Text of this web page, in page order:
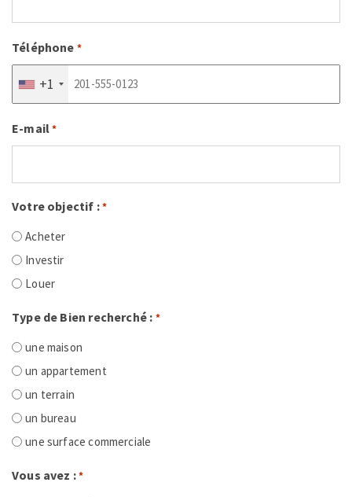
Téléphone *
+1
E-mail*
Votre objectif :*
Acheter
Investir
Louer
Type de Bien recherché : *
une maison
un appartement
un terrain
un bureau
une surface commerciale
Vous avez :*